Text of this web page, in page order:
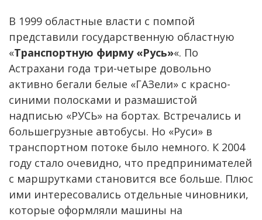
В 1999 областные власти с помпой
представили государственную областную
«Транспортную фирму «Русь»«. По
Астрахани года три-четыре довольно
активно бегали белые «ГАЗели» с красно-
синими полосками и размашистой
надписью «РУСЬ» на бортах. Встречались и
большегрузные автобусы. Но «Руси» в
транспортном потоке было немного. К 2004
году стало очевидно, что предпринимателей
с маршрутками становится все больше. Плюс
ими интересовались отдельные чиновники,
которые оформляли машины на